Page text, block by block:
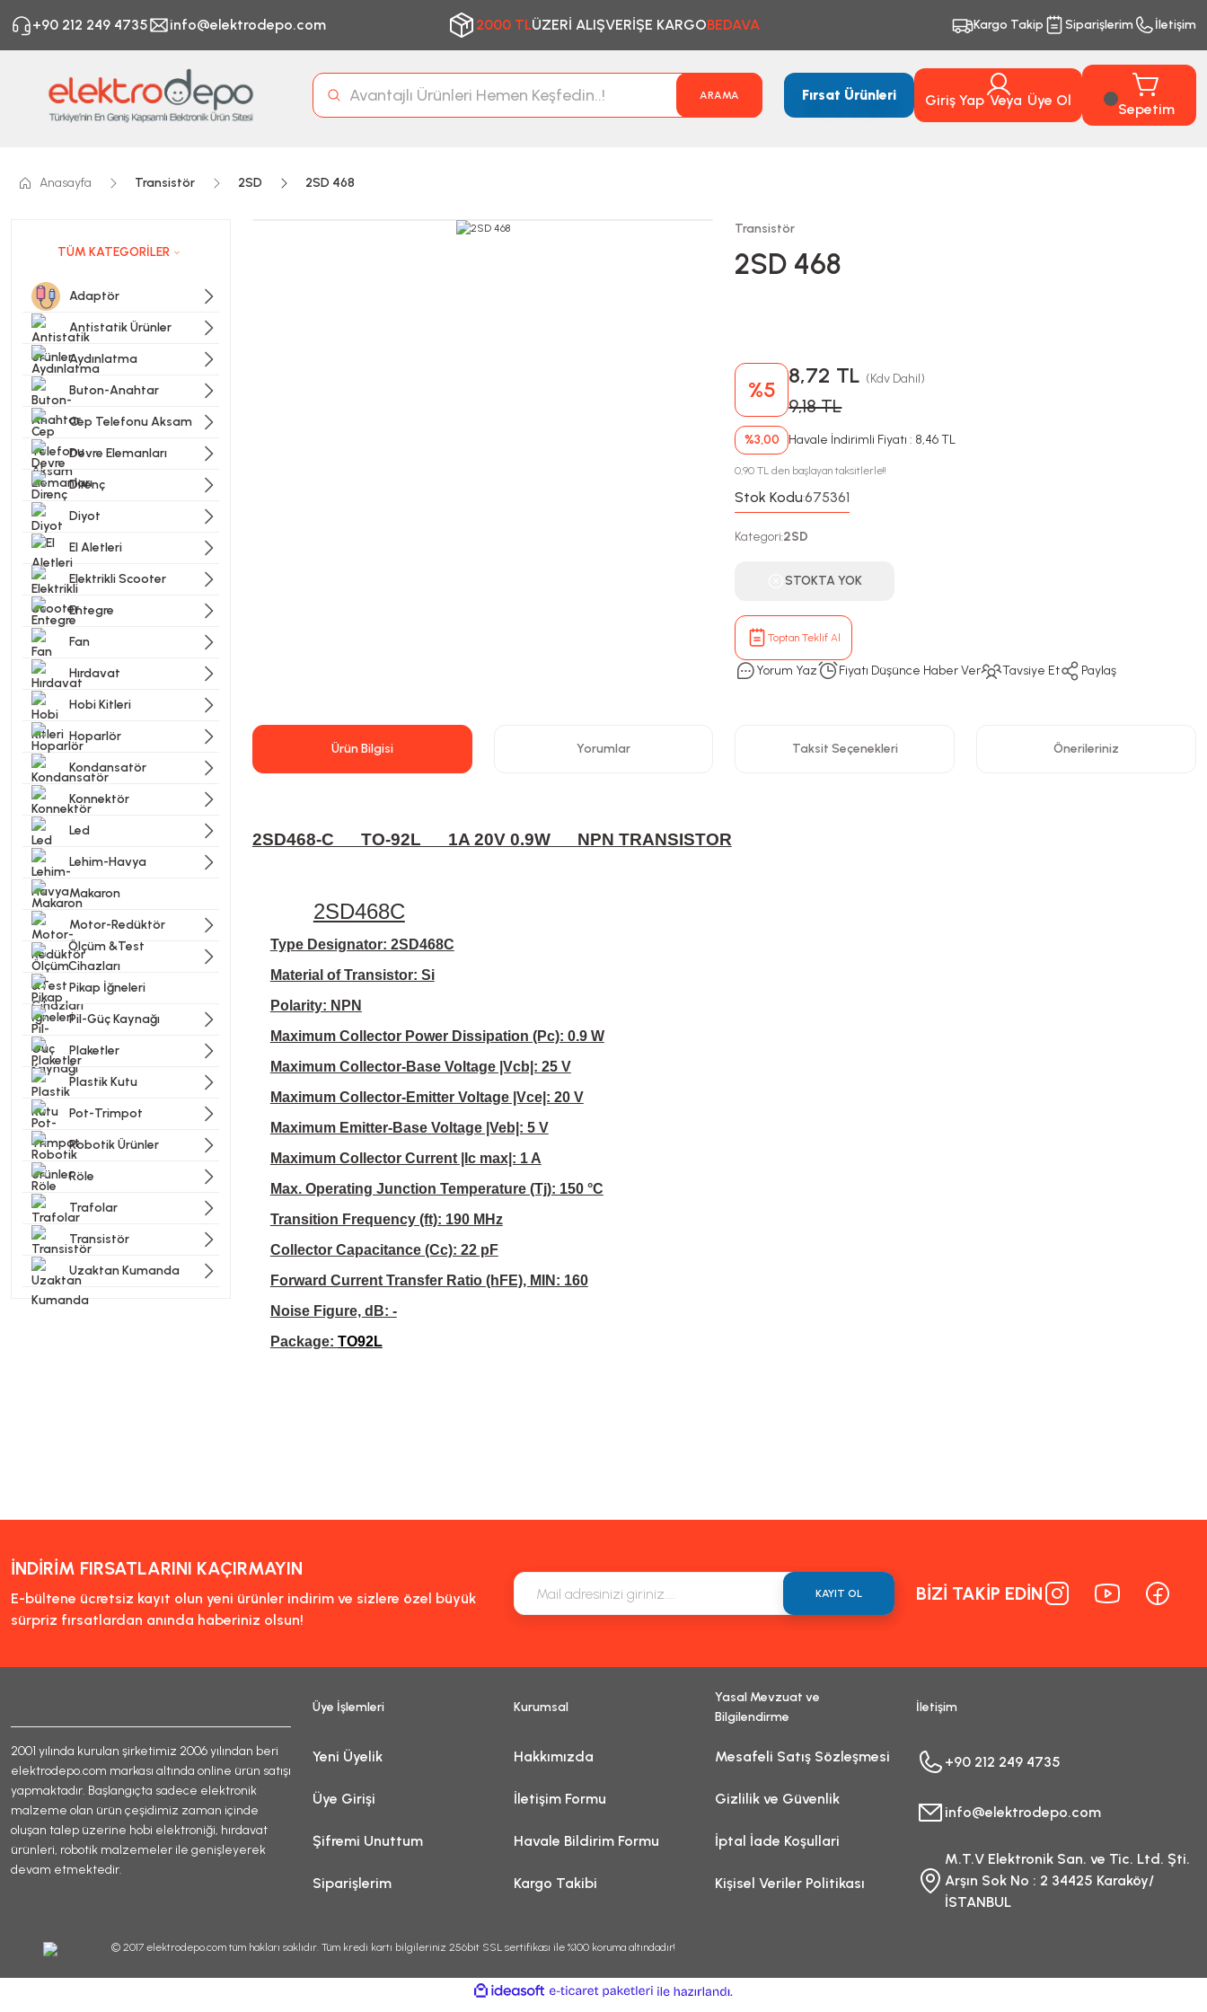
+90 212 249 4735 info@elektrodepo.com 2000 TLÜZERİ ALIŞVERİŞE KARGOBEDAVA Kargo Takip Siparişlerim İletişim
ARAMA Fırsat Ürünleri Giriş Yap Veya Üye Ol
Sepetim
Anasayfa Transistör 2SD 2SD 468
TÜM KATEGORİLER
Adaptör
Antistatik Ürünler
Aydınlatma
Buton-Anahtar
Cep Telefonu Aksam
Devre Elemanları
Direnç
Diyot
El Aletleri
Elektrikli Scooter
Entegre
Fan
Hırdavat
Hobi Kitleri
Hoparlör
Kondansatör
Konnektör
Led
Lehim-Havya
Makaron
Motor-Redüktör
Ölçüm &Test
Cihazları
Pikap İğneleri
Pil-Güç Kaynağı
Plaketler
Plastik Kutu
Pot-Trimpot
Robotik Ürünler
Röle
Trafolar
Transistör
Uzaktan Kumanda
Transistör
2SD 468
%5
8,72 TL (Kdv Dahil)
9,18 TL
%3,00 Havale İndirimli Fiyatı : 8,46 TL
0,90 TL den başlayan taksitlerle!!
Stok Kodu:675361
Kategori:2SD
STOKTA YOK
Toptan Teklif Al
Yorum Yaz Fiyatı Düşünce Haber Ver Tavsiye Et Paylaş
Ürün Bilgisi Yorumlar Taksit Seçenekleri Önerileriniz
2SD468-C TO-92L 1A 20V 0.9W NPN TRANSISTOR
2SD468C
Type Designator: 2SD468C
Material of Transistor: Si
Polarity: NPN
Maximum Collector Power Dissipation (Pc): 0.9 W
Maximum Collector-Base Voltage |Vcb|: 25 V
Maximum Collector-Emitter Voltage |Vce|: 20 V
Maximum Emitter-Base Voltage |Veb|: 5 V
Maximum Collector Current |Ic max|: 1 A
Max. Operating Junction Temperature (Tj): 150 °C
Transition Frequency (ft): 190 MHz
Collector Capacitance (Cc): 22 pF
Forward Current Transfer Ratio (hFE), MIN: 160
Noise Figure, dB: -
Package: TO92L
Ürün fiyatı diğer sitelerden daha pahalı.
İNDİRİM FIRSATLARINI KAÇIRMAYIN
E-bültene ücretsiz kayıt olun yeni ürünler indirim ve sizlere özel büyük
sürpriz fırsatlardan anında haberiniz olsun!
KAYIT OL BİZİ TAKİP EDİN
2001 yılında kurulan şirketimiz 2006 yılından beri
elektrodepo.com markası altında online ürün satışı
yapmaktadır. Başlangıçta sadece elektronik
malzeme olan ürün çeşidimiz zaman içinde
oluşan talep üzerine hobi elektroniği, hırdavat
ürünleri, robotik malzemeler ile genişleyerek
devam etmektedir.
Üye İşlemleri
Yeni Üyelik
Üye Girişi
Şifremi Unuttum
Siparişlerim
Kurumsal
Hakkımızda
İletişim Formu
Havale Bildirim Formu
Kargo Takibi
Yasal Mevzuat ve
Bilgilendirme
Mesafeli Satış Sözleşmesi
Gizlilik ve Güvenlik
İptal İade Koşullari
Kişisel Veriler Politikası
İletişim
+90 212 249 4735
info@elektrodepo.com
M.T.V Elektronik San. ve Tic. Ltd. Şti.
Arşın Sok No : 2 34425 Karaköy/
İSTANBUL
© 2017 elektrodepo.com tüm hakları saklıdır. Tüm kredi kartı bilgileriniz 256bit SSL sertifikası ile %100 koruma altındadır!
ideasoft
e-